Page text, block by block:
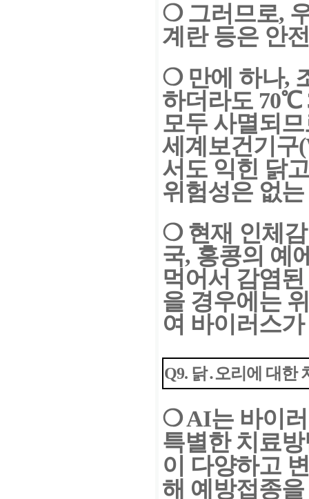
❍그러므로,
계란 등은 안
❍ 만에 하나,
하더라도 70℃
모두 사멸되
세계보건기구
서도 익힌 닭
위험성은 없
❍현재 인체
국, 홍콩의 예
먹어서 감염
을 경우에는
여 바이러스
Q9. 닭․오리에 대한
❍AI는 바이
특별한 치료
이 다양하고
해 예방접종